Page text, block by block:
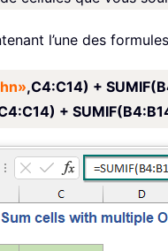
l’une des
,C4:C14) +
+